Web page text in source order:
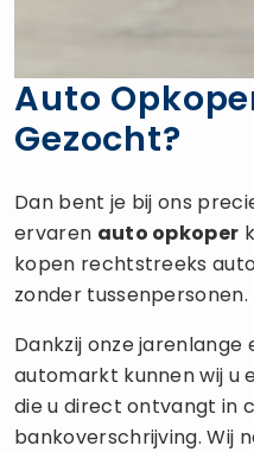
Auto
Gezocht?
Dan bent je bij ons
ervaren auto opkoper
kopen rechtstreeks
zonder tussenpersonen.
Dankzij onze
automarkt kunnen wij u
die u direct ontvangt in
bankoverschrijving. Wij